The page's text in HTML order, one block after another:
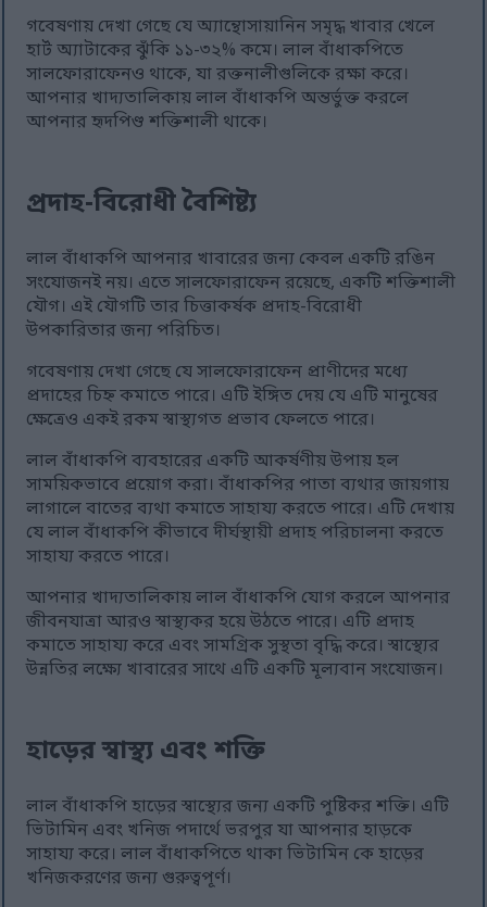
গবেষণায় দেখা গেছে যে অ্যান্থোসায়ানিন সমৃদ্ধ খাবার খেলে
হার্ট অ্যাটাকের ঝুঁকি ১১-৩২% কমে। লাল বাঁধাকপিতে
সালফোরাফেনও থাকে, যা রক্তনালীগুলিকে রক্ষা করে।
আপনার খাদ্যতালিকায় লাল বাঁধাকপি অন্তর্ভুক্ত করলে
আপনার হৃদপিণ্ড শক্তিশালী থাকে।
প্রদাহ-বিরোধী বৈশিষ্ট্য
লাল বাঁধাকপি আপনার খাবারের জন্য কেবল একটি রঙিন
সংযোজনই নয়। এতে সালফোরাফেন রয়েছে, একটি শক্তিশালী
যৌগ। এই যৌগটি তার চিত্তাকর্ষক প্রদাহ-বিরোধী
উপকারিতার জন্য পরিচিত।
গবেষণায় দেখা গেছে যে সালফোরাফেন প্রাণীদের মধ্যে
প্রদাহের চিহ্ন কমাতে পারে। এটি ইঙ্গিত দেয় যে এটি মানুষের
ক্ষেত্রেও একই রকম স্বাস্থ্যগত প্রভাব ফেলতে পারে।
লাল বাঁধাকপি ব্যবহারের একটি আকর্ষণীয় উপায় হল
সাময়িকভাবে প্রয়োগ করা। বাঁধাকপির পাতা ব্যথার জায়গায়
লাগালে বাতের ব্যথা কমাতে সাহায্য করতে পারে। এটি দেখায়
যে লাল বাঁধাকপি কীভাবে দীর্ঘস্থায়ী প্রদাহ পরিচালনা করতে
সাহায্য করতে পারে।
আপনার খাদ্যতালিকায় লাল বাঁধাকপি যোগ করলে আপনার
জীবনযাত্রা আরও স্বাস্থ্যকর হয়ে উঠতে পারে। এটি প্রদাহ
কমাতে সাহায্য করে এবং সামগ্রিক সুস্থতা বৃদ্ধি করে। স্বাস্থ্যের
উন্নতির লক্ষ্যে খাবারের সাথে এটি একটি মূল্যবান সংযোজন।
হাড়ের স্বাস্থ্য এবং শক্তি
লাল বাঁধাকপি হাড়ের স্বাস্থ্যের জন্য একটি পুষ্টিকর শক্তি। এটি
ভিটামিন এবং খনিজ পদার্থে ভরপুর যা আপনার হাড়কে
সাহায্য করে। লাল বাঁধাকপিতে থাকা ভিটামিন কে হাড়ের
খনিজকরণের জন্য গুরুত্বপূর্ণ।